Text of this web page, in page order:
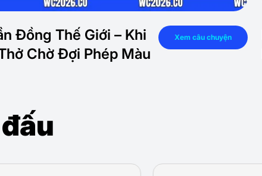
Đồng Thế Giới – Khi
Chờ Đợi Phép Màu
Xem câu chuyện